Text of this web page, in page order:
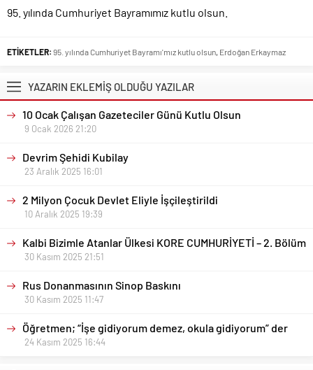
95. yılında Cumhuriyet Bayramımız kutlu olsun.
ETİKETLER: 95. yılında Cumhuriyet Bayramı'mız kutlu olsun Erdoğan Erkaymaz
YAZARIN EKLEMİŞ OLDUĞU YAZILAR
10 Ocak Çalışan Gazeteciler Günü Kutlu Olsun
9 Ocak 2026 21:20
Devrim Şehidi Kubilay
23 Aralık 2025 16:01
2 Milyon Çocuk Devlet Eliyle İşçileştirildi
10 Aralık 2025 19:39
Kalbi Bizimle Atanlar Ülkesi KORE CUMHURİYETİ – 2. Bölüm
30 Kasım 2025 21:51
Rus Donanmasının Sinop Baskını
30 Kasım 2025 11:47
Öğretmen; “İşe gidiyorum demez, okula gidiyorum” der
24 Kasım 2025 16:44